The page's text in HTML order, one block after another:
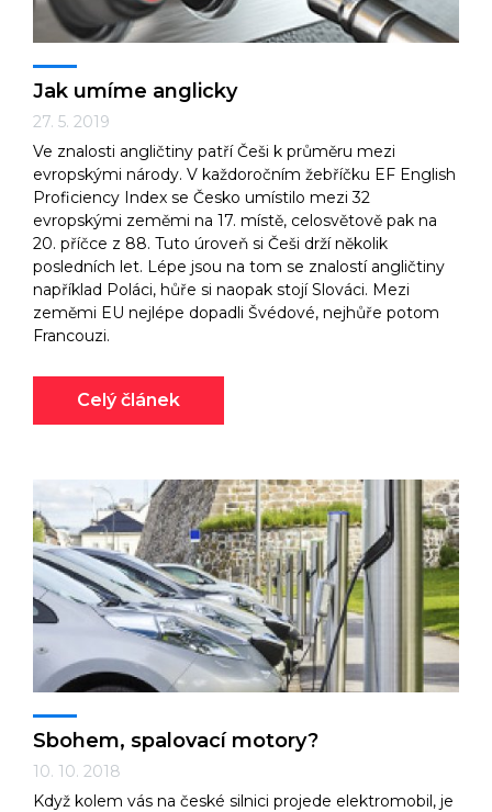
Jak umíme anglicky
27. 5. 2019
Ve znalosti angličtiny patří Češi k průměru mezi
evropskými národy. V každoročním žebříčku EF English
Proficiency Index se Česko umístilo mezi 32
evropskými zeměmi na 17. místě, celosvětově pak na
20. příčce z 88. Tuto úroveň si Češi drží několik
posledních let. Lépe jsou na tom se znalostí angličtiny
například Poláci, hůře si naopak stojí Slováci. Mezi
zeměmi EU nejlépe dopadli Švédové, nejhůře potom
Francouzi.
Celý článek
Sbohem, spalovací motory?
10. 10. 2018
Když kolem vás na české silnici projede elektromobil, je